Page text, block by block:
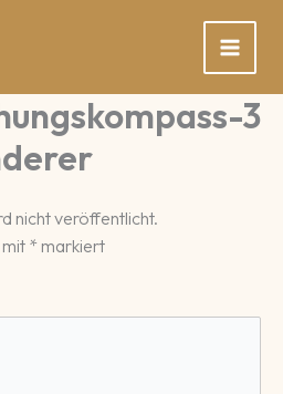
3
nicht veröffentlicht.
* markiert